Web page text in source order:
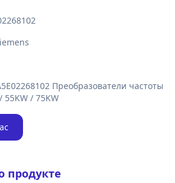
Преобразователи частоты
55KW / 75KW
продукте